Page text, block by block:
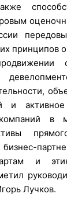
принципов
и
в
и
Лучков.